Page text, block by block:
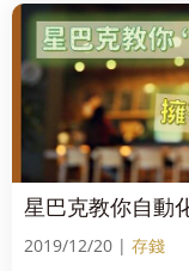
星巴克教你自動
2019/12/20 | 存錢